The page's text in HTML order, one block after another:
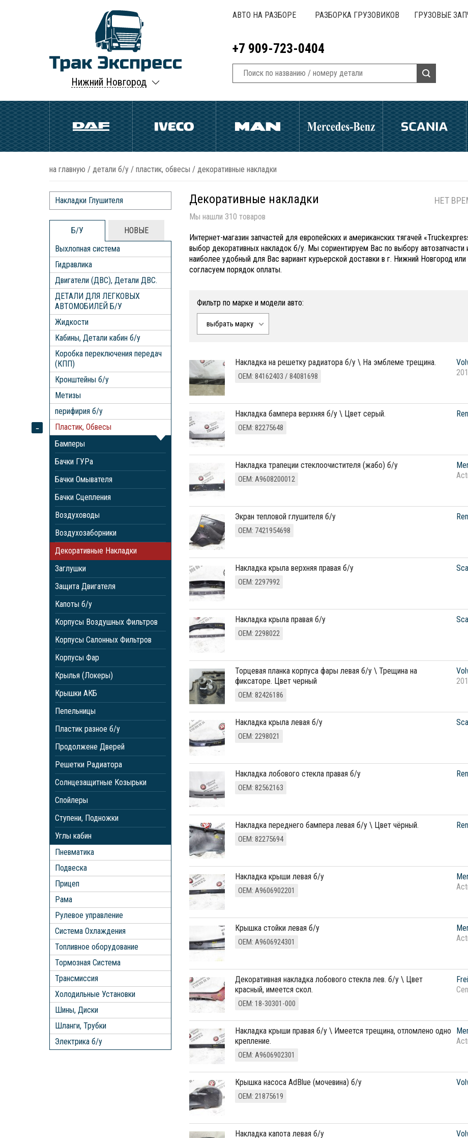
Нижний Новгород
АВТО НА РАЗБОРЕ РАЗБОРКА ГРУЗОВИКОВ ГРУЗОВЫЕ
+7 909-723-0404
на главную / детали б/у / пластик, обвесы / декоративные накладки
Накладки Глушителя
Б/У
НОВЫЕ
Выхлопная система
Гидравлика
Двигатели (ДВС), Детали ДВС.
ДЕТАЛИ ДЛЯ ЛЕГКОВЫХ
АВТОМОБИЛЕЙ Б/У
Жидкости
Кабины, Детали кабин б/у
Коробка переключения передач
(КПП)
Кронштейны б/у
Метизы
перифирия б/у
Пластик, Обвесы
Бамперы
Бачки ГУРа
Бачки Омывателя
Бачки Сцепления
Воздуховоды
Воздухозаборники
Декоративные Накладки
Заглушки
Защита Двигателя
Капоты б/у
Корпусы Воздушных Фильтров
Корпусы Салонных Фильтров
Корпусы Фар
Крылья (Локеры)
Крышки АКБ
Пепельницы
Пластик разное б/у
Продолжене Дверей
Решетки Радиатора
Солнцезащитные Козырьки
Спойлеры
Ступени, Подножки
Углы кабин
Пневматика
Подвеска
Прицеп
Рама
Рулевое управление
Система Охлаждения
Топливное оборудование
Тормозная Система
Трансмиссия
Холодильные Установки
Шины, Диски
Шланги, Трубки
Электрика б/у
Декоративные накладки
Мы нашли 310 товаров
НЕТ
Интернет-магазин запчастей для европейских и американских тягачей
выбор декоративных накладок б/у. Мы сориентируем Вас по выбору
наиболее удобный для Вас вариант курьерской доставки в г. Нижний Новгород
согласуем порядок оплаты.
Фильтр по марке и модели авто:
выбрать марку
накладка на решетку радиатора б/у \ На эмблеме трещина.
ОЕМ: 84162403 / 84081698
накладка бампера верхняя б/у \ Цвет серый.
ОЕМ: 82275648
Накладка трапеции стеклоочистителя (жабо) б/у
ОЕМ: A9608200012
Экран тепловой глушителя б/у
ОЕМ: 7421954698
Накладка крыла верхняя правая б/у
ОЕМ: 2297992
Накладка крыла правая б/у
ОЕМ: 2298022
торцевая планка корпуса фары левая б/у \ Трещина на
фиксаторе. Цвет черный
ОЕМ: 82426186
Накладка крыла левая б/у
ОЕМ: 2298021
накладка лобового стекла правая б/у
ОЕМ: 82562163
накладка переднего бампера левая б/у \ Цвет чёрный.
ОЕМ: 82275694
Накладка крыши левая б/у
ОЕМ: A9606902201
Крышка стойки левая б/у
ОЕМ: A9606924301
декоративная накладка лобового стекла лев. б/у \ Цвет
красный, имеется скол.
ОЕМ: 18-30301-000
Накладка крыши правая б/у \ Имеется трещина, отломлено одно
крепление.
ОЕМ: A9606902301
Крышка насоса AdBlue (мочевина) б/у
ОЕМ: 21875619
Накладка капота левая б/у